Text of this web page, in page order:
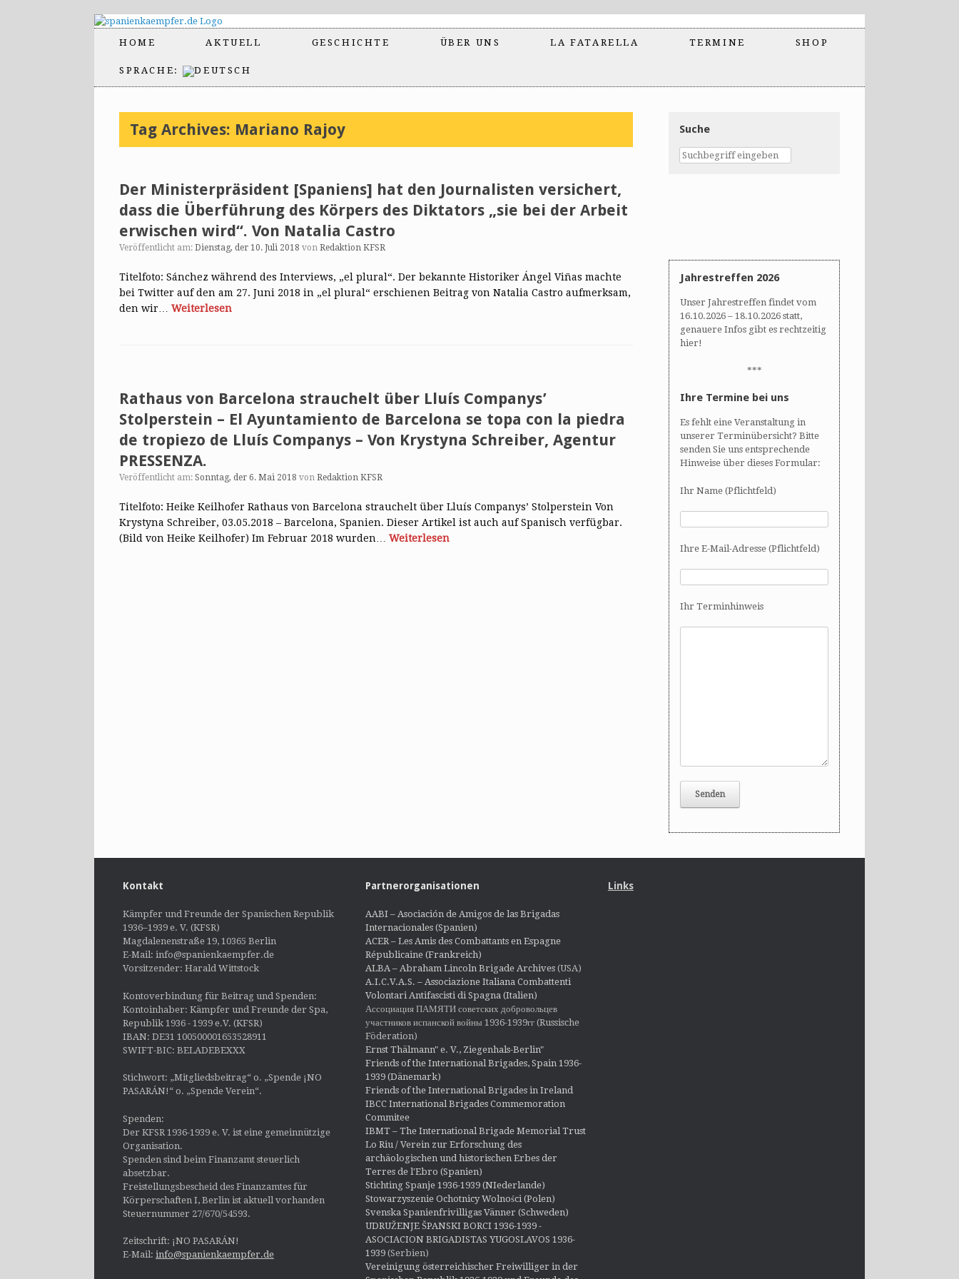
HOME AKTUELL GESCHICHTE ÜBER UNS LA FATARELLA TERMINE SHOP
SPRACHE:
Tag Archives: Mariano Rajoy
Der Ministerpräsident [Spaniens] hat den Journalisten versichert,
dass die Überführung des Körpers des Diktators „sie bei der Arbeit
erwischen wird“. Von Natalia Castro
Veröffentlicht am: Dienstag, der 10. Juli 2018 von Redaktion KFSR
Titelfoto: Sánchez während des Interviews, „el plural“. Der bekannte Historiker Ángel Viñas machte
bei Twitter auf den am 27. Juni 2018 in „el plural“ erschienen Beitrag von Natalia Castro aufmerksam,
den wir… Weiterlesen
Rathaus von Barcelona strauchelt über Lluís Companys’
Stolperstein – El Ayuntamiento de Barcelona se topa con la piedra
de tropiezo de Lluís Companys – Von Krystyna Schreiber, Agentur
PRESSENZA.
Veröffentlicht am: Sonntag, der 6. Mai 2018 von Redaktion KFSR
Titelfoto: Heike Keilhofer Rathaus von Barcelona strauchelt über Lluís Companys’ Stolperstein Von
Krystyna Schreiber, 03.05.2018 – Barcelona, Spanien. Dieser Artikel ist auch auf Spanisch verfügbar.
(Bild von Heike Keilhofer) Im Februar 2018 wurden… Weiterlesen
Suche
Jahrestreffen 2026
Unser Jahrestreffen findet vom
16.10.2026 – 18.10.2026 statt,
genauere Infos gibt es rechtzeitig
hier!
***
Ihre Termine bei uns
Es fehlt eine Veranstaltung in
unserer Terminübersicht? Bitte
senden Sie uns entsprechende
Hinweise über dieses Formular:
Ihr Name (Pflichtfeld)
Ihre E-Mail-Adresse (Pflichtfeld)
Ihr Terminhinweis
Kontakt
Kämpfer und Freunde der Spanischen Republik
1936–1939 e. V. (KFSR)
Magdalenenstraße 19, 10365 Berlin
E-Mail: info@spanienkaempfer.de
Vorsitzender: Harald Wittstock
Kontoverbindung für Beitrag und Spenden:
Kontoinhaber: Kämpfer und Freunde der Spa,
Republik 1936 - 1939 e.V. (KFSR)
IBAN: DE31 100500001653528911
SWIFT-BIC: BELADEBEXXX
Stichwort: „Mitgliedsbeitrag“ o. „Spende ¡NO
PASARÁN!“ o. „Spende Verein“.
Spenden:
Der KFSR 1936-1939 e. V. ist eine gemeinnützige
Organisation.
Spenden sind beim Finanzamt steuerlich
absetzbar.
Freistellungsbescheid des Finanzamtes für
Körperschaften I, Berlin ist aktuell vorhanden
Steuernummer 27/670/54593.
Zeitschrift: ¡NO PASARÁN!
E-Mail: info@spanienkaempfer.de
Partnerorganisationen
AABI – Asociación de Amigos de las Brigadas
Internacionales (Spanien)
ACER – Les Amis des Combattants en Espagne
Républicaine (Frankreich)
ALBA – Abraham Lincoln Brigade Archives(USA)
A.I.C.V.A.S. – Associazione Italiana Combattenti
Volontari Antifascisti di Spagna (Italien)
Ассоциация ПАМЯТИ советских добровольцев
участников испанской войны 1936-1939гг (Russische
Föderation)
Ernst Thälmann" e. V., Ziegenhals-Berlin"
Friends of the International Brigades, Spain 1936-
1939 (Dänemark)
Friends of the International Brigades in Ireland
IBCC International Brigades Commemoration
Commitee
IBMT – The International Brigade Memorial Trust
Lo Riu / Verein zur Erforschung des
archäologischen und historischen Erbes der
Terres de l'Ebro (Spanien)
Stichting Spanje 1936-1939 (NIederlande)
Stowarzyszenie Ochotnicy Wolności (Polen)
Svenska Spanienfrivilligas Vänner (Schweden)
UDRUŽENJE ŠPANSKI BORCI 1936-1939 -
ASOCIACION BRIGADISTAS YUGOSLAVOS 1936-
1939(Serbien)
Vereinigung österreichischer Freiwilliger in der
Links